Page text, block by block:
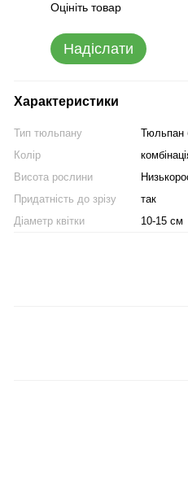
Оцініть товар
Надіслати
Характеристики
Тип тюльпану
Тюльпан
Колір
Висота рослини
Придатність до зрізу
так
Діаметр квітки
10-15 см